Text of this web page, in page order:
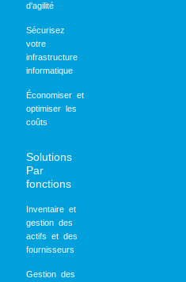
d'agilité
Sécurisez
votre
infrastructure
informatique
Économiser et
optimiser les
coûts
Solutions
Par
fonctions
Inventaire et
gestion des
actifs et des
fournisseurs
Gestion des